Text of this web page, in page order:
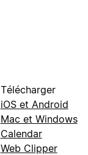
Télécharger
iOS et Android
Mac et Windows
Calendar
Web Clipper